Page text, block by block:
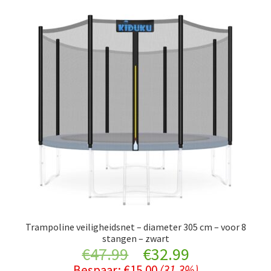
Trampoline veiligheidsnet – diameter 305 cm – voor 8
stangen – zwart
€47.99
Original
€32.99Current